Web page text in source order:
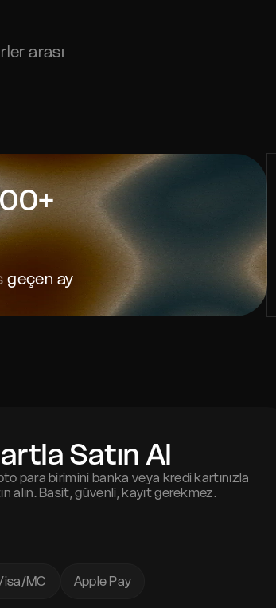
arası
geçen ay
Satın Al
para birimini banka veya kredi kartınızla
alın. Basit, güvenli, kayıt gerekmez.
MC Apple Pay